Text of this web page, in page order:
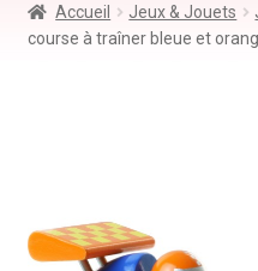
Jeux & Jouets
Accueil Jeux & Jouets
course à traîner bleue et